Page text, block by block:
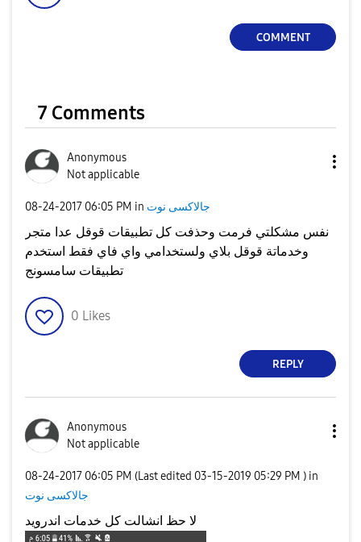
COMMENT
7 Comments
Anonymous
Not applicable
‎08-24-2017 06:05 PM in جالاكسى نوت
نفس مشكلتي فرمت وحذفت كل تطبيقات قوقل عدا متجر
وخدماتة قوقل بلاي ولستخدامي واي فاي فقط استخدم
تطبيقات سامسونج
0 Likes
REPLY
Anonymous
Not applicable
‎08-24-2017 06:05 PM (Last edited ‎03-15-2019 05:29 PM ) in
جالاكسى نوت
لا حظ انشالت كل خدمات اندرويد